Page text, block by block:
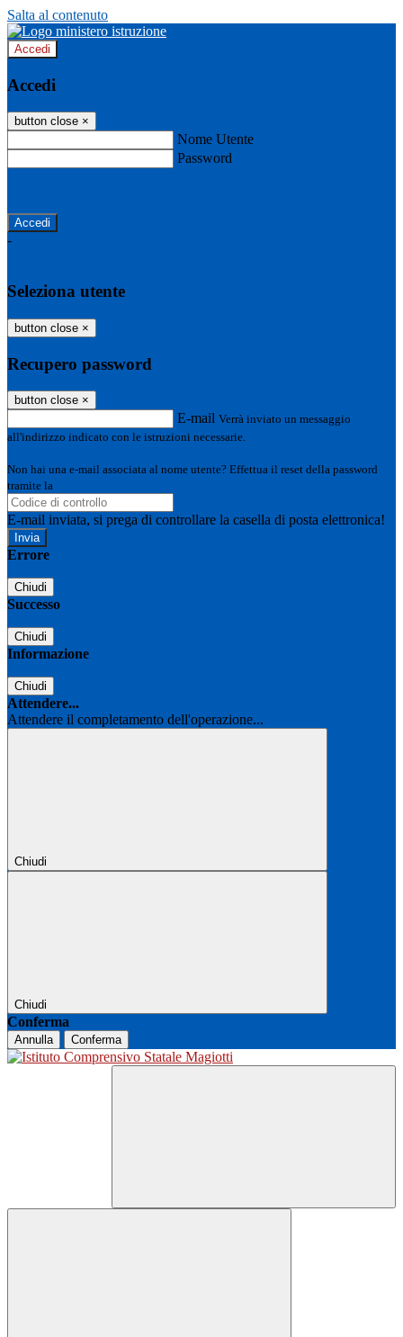
Salta al contenuto
Accedi
Accedi
button close ×
Nome Utente
Password
-
Seleziona utente
button close ×
Recupero password
button close ×
E-mail Verrà inviato un messaggio
all'indirizzo indicato con le istruzioni necessarie.
Non hai una e-mail associata al nome utente? Effettua il reset della password
tramite la
E-mail inviata, si prega di controllare la casella di posta elettronica!
Errore
Chiudi
Successo
Chiudi
Informazione
Chiudi
Attendere...
Attendere il completamento dell'operazione...
Chiudi
Chiudi
Conferma
Annulla Conferma